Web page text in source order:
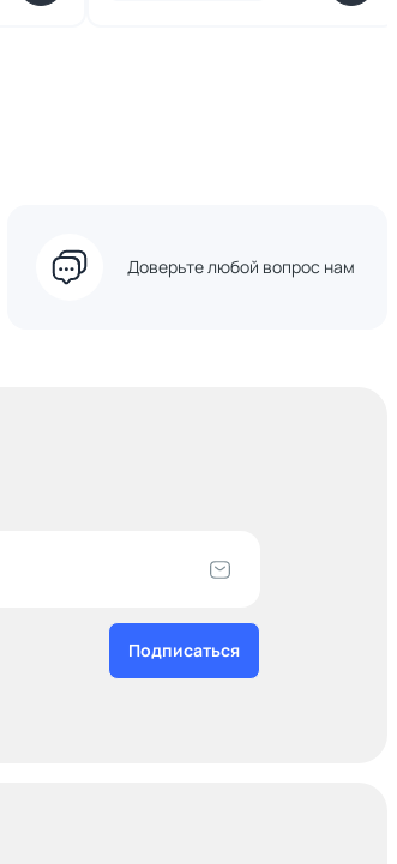
Доверьте любой вопрос нам
Подписаться